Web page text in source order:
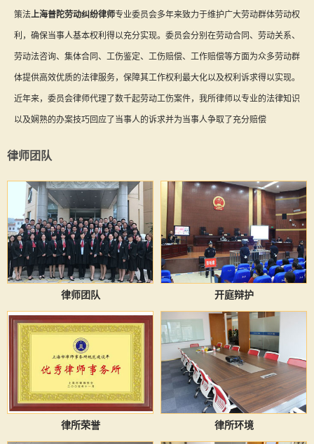
策法上海普陀劳动纠纷律师专业委员会多年来致力于维护广大劳动群体劳动权
利，确保当事人基本权利得以充分实现。委员会分别在劳动合同、劳动关系、
劳动法咨询、集体合同、工伤鉴定、工伤赔偿、工作赔偿等方面为众多劳动群
体提供高效优质的法律服务，保障其工作权利最大化以及权利诉求得以实现。
近年来，委员会律师代理了数千起劳动工伤案件，我所律师以专业的法律知识
以及娴熟的办案技巧回应了当事人的诉求并为当事人争取了充分赔偿
律师团队
律师团队 开庭辩护
律所荣誉 律所环境